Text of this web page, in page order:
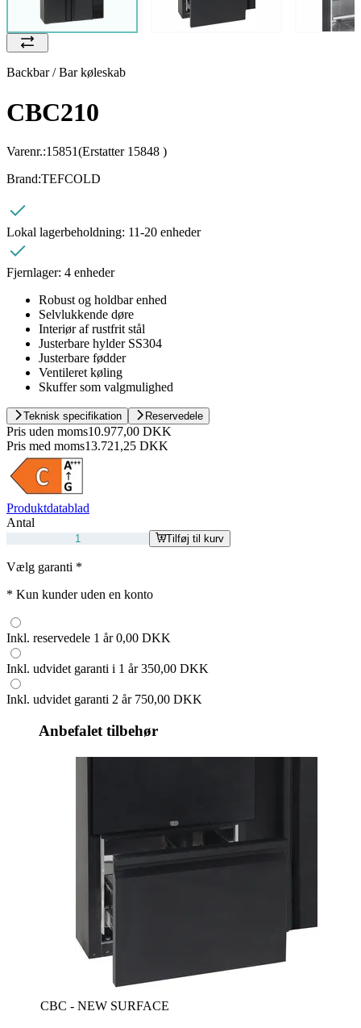
Backbar / Bar køleskab
CBC210
Varenr.:15851(Erstatter 15848 )
Brand:TEFCOLD
Lokal lagerbeholdning: 11-20 enheder
Fjernlager: 4 enheder
Robust og holdbar enhed
Selvlukkende døre
Interiør af rustfrit stål
Justerbare hylder SS304
Justerbare fødder
Ventileret køling
Skuffer som valgmulighed
Teknisk specifikation Reservedele
Pris uden moms10.977,00 DKK
Pris med moms13.721,25 DKK
Produktdatablad
Antal
Tilføj til kurv
Vælg garanti *
* Kun kunder uden en konto
Inkl. reservedele 1 år0,00 DKK
Inkl. udvidet garanti i 1 år350,00 DKK
Inkl. udvidet garanti 2 år 750,00 DKK
Anbefalet tilbehør
CBC - NEW SURFACE